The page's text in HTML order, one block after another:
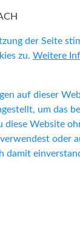
der Seite
zu. Weitere
auf dieser
um das
diese Website
oder
damit